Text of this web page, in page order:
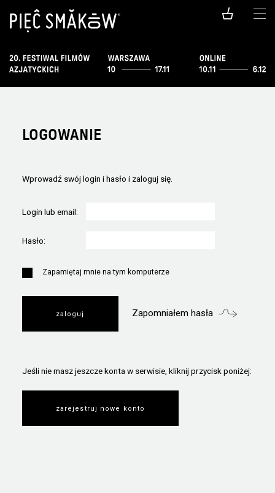
LOGOWANIE
Wprowadź swój login i hasło i zaloguj się.
Login lub email:
Hasło:
Zapamiętaj mnie na tym komputerze
Zapomniałem hasła
Jeśli nie masz jeszcze konta w serwisie, kliknij przycisk poniżej:
zarejestruj nowe konto